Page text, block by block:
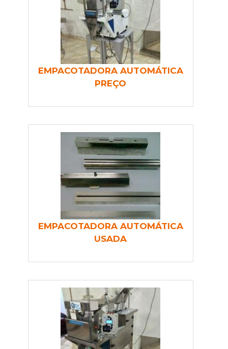
EMPACOTADORA AUTOMÁTICA
PREÇO
EMPACOTADORA AUTOMÁTICA
USADA